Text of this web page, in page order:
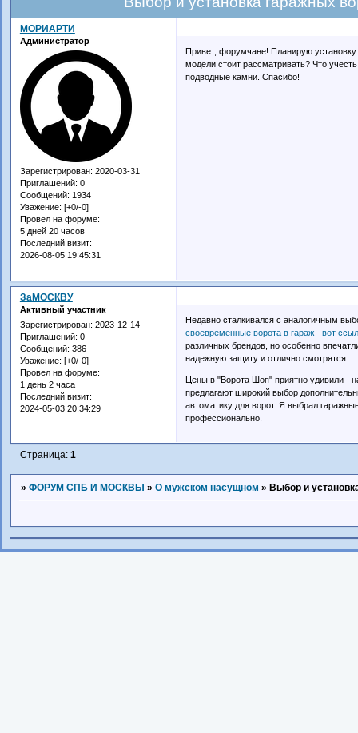
МОРИАРТИ
Администратор
Зарегистрирован: 2020-03-31
Приглашений: 0
Сообщений: 1934
Уважение: [+0/-0]
Провел на форуме:
5 дней 20 часов
Последний визит:
2026-08-05 19:45:31
Привет, форумчане! Планирую
модели стоит рассматривать? Что
подводные камни. Спасибо!
ЗаМОСКВУ
Активный участник
Зарегистрирован: 2023-12-14
Приглашений: 0
Сообщений: 386
Уважение: [+0/-0]
Провел на форуме:
1 день 2 часа
Последний визит:
2024-05-03 20:34:29
Недавно сталкивался с аналогичным
своевременные ворота в гараж - вот
различных брендов, но особенно
надежную защиту и отлично смотрятся.
Цены в "Ворота Шоп" приятно удивили -
предлагают широкий выбор
автоматику для ворот. Я выбрал
профессионально.
Страница: 1
» ФОРУМ СПБ И МОСКВЫ » О мужском насущном » Выбор и